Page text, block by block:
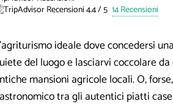
14 Recensioni
ideale dove concedersi
del luogo e lasciarvi coccolare
mansioni agricole locali. O,
tra gli autentici piatti